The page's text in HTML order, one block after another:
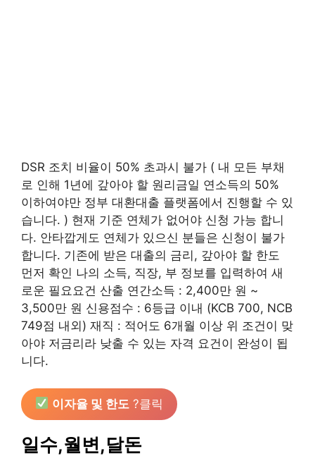
DSR 조치 비율이 50% 초과시 불가 ( 내 모든 부채
로 인해 1년에 갚아야 할 원리금일 연소득의 50%
이하여야만 정부 대환대출 플랫폼에서 진행할 수 있
습니다. ) 현재 기준 연체가 없어야 신청 가능 합니
다. 안타깝게도 연체가 있으신 분들은 신청이 불가
합니다. 기존에 받은 대출의 금리, 갚아야 할 한도
먼저 확인 나의 소득, 직장, 부 정보를 입력하여 새
로운 필요요건 산출 연간소득 : 2,400만 원 ~
3,500만 원 신용점수 : 6등급 이내 (KCB 700, NCB
749점 내외) 재직 : 적어도 6개월 이상 위 조건이 맞
아야 저금리라 낮출 수 있는 자격 요건이 완성이 됩
니다.
이자율 및 한도 ?클릭
일수,월변,달돈